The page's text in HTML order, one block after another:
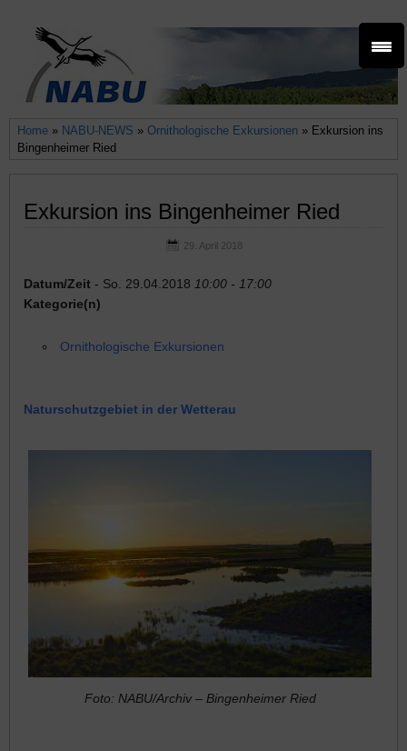
Home » NABU-NEWS » Ornithologische Exkursionen » Exkursion ins
Bingenheimer Ried
Exkursion ins Bingenheimer Ried
29. April 2018
Datum/Zeit - So. 29.04.2018 10:00 - 17:00
Kategorie(n)
Ornithologische Exkursionen
Naturschutzgebiet in der Wetterau
Foto: NABU/Archiv – Bingenheimer Ried